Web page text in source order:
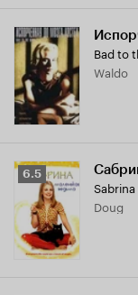
Bad to
Waldo
Рейтинг
Кинопоиска
6.5
6.5
Doug